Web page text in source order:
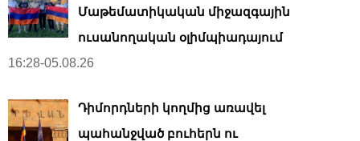
Մաթեմատիկական միջազգային
ուսանողական օլիմպիադայում
16:28-05.08.26
Դիմորդների կողմից առավել
պահանջված բուհերն ու